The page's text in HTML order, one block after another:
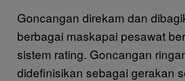
Goncangan direkam dan
berbagai maskapai pesawat
sistem rating. Goncangan
didefinisikan sebagai gerakan